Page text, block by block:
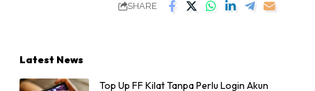
SHARE
Latest News
Top Up FF Kilat Tanpa Perlu Login Akun